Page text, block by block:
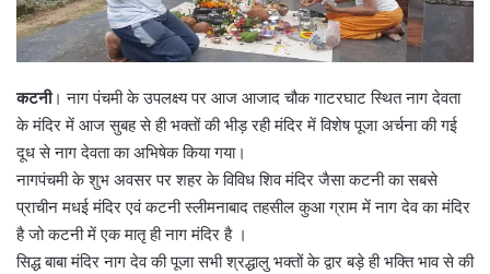
कटनी। नाग पंचमी के उपलक्ष्य पर आज आजाद चौक गाटरघाट स्थित नाग देवता
के मंदिर में आज सुबह से ही भक्तों की भीड़ रही मंदिर में विशेष पूजा अर्चना की गई
दूध से नाग देवता का अभिषेक किया गया।
नागपंचमी के शुभ अवसर पर शहर के विविध शिव मंदिर जैसा कटनी का सबसे
प्राचीन मधई मंदिर एवं कटनी स्लीमनाबाद तहसील कुआ ग्राम में नाग देव का मंदिर
है जो कटनी में एक मातृ ही नाग मंदिर है ।
सिद्ध बाबा मंदिर नाग देव की पूजा सभी श्रद्धालु भक्तों के द्वार बड़े ही भक्ति भाव से की